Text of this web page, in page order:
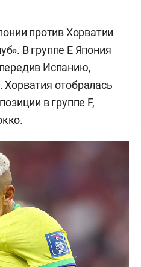
против Хорватии
В группе E Япония
Испанию,
отобралась
в группе F,